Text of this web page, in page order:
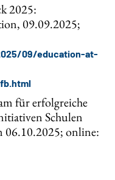
2025:
09.09.2025;
09/education-at-
für erfolgreiche
Schulen
06.10.2025; online: